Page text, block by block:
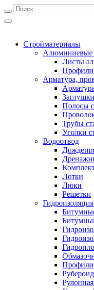
Стройматериалы
Алюминиевые
Листы
Арматура,
Арматура
Заглушки
Полосы
Трубы
Уголки
Водоотвод
Лотки
Люки
Решетки
Гидроизоляция
Рубероид